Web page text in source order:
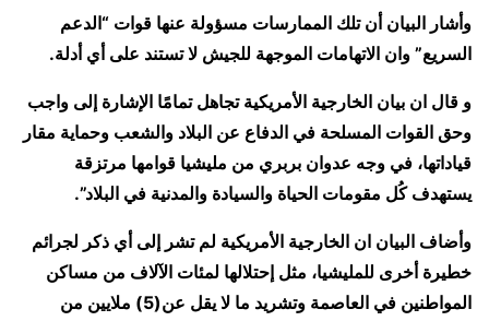
وأشار البيان أن تلك الممارسات مسؤولة عنها قوات “الدعم
السريع” وان الاتهامات الموجهة للجيش لا تستند على أي أدلة.
و قال ان بيان الخارجية الأمريكية تجاهل تمامًا الإشارة إلى واجب
وحق القوات المسلحة في الدفاع عن البلاد والشعب وحماية مقار
قياداتها، في وجه عدوان بربري من مليشيا قوامها مرتزقة
يستهدف كُل مقومات الحياة والسيادة والمدنية في البلاد”.
وأضاف البيان ان الخارجية الأمريكية لم تشر إلى أي ذكر لجرائم
خطيرة أخرى للمليشيا، مثل إحتلالها لمئات الآلاف من مساكن
المواطنين في العاصمة وتشريد ما لا يقل عن(5) ملايين من